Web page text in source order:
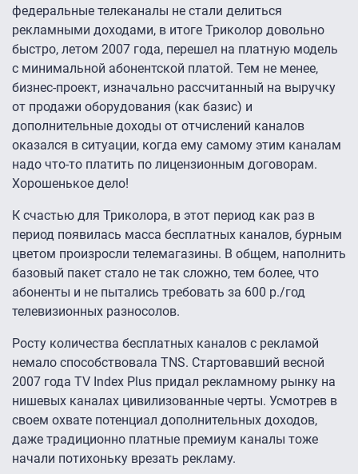
федеральные телеканалы не стали делиться
рекламными доходами, в итоге Триколор довольно
быстро, летом 2007 года, перешел на платную модель
с минимальной абонентской платой. Тем не менее,
бизнес-проект, изначально рассчитанный на выручку
от продажи оборудования (как базис) и
дополнительные доходы от отчислений каналов
оказался в ситуации, когда ему самому этим каналам
надо что-то платить по лицензионным договорам.
Хорошенькое дело!
К счастью для Триколора, в этот период как раз в
период появилась масса бесплатных каналов, бурным
цветом произросли телемагазины. В общем, наполнить
базовый пакет стало не так сложно, тем более, что
абоненты и не пытались требовать за 600 р./год
телевизионных разносолов.
Росту количества бесплатных каналов с рекламой
немало способствовала TNS. Стартовавший весной
2007 года TV Index Plus придал рекламному рынку на
нишевых каналах цивилизованные черты. Усмотрев в
своем охвате потенциал дополнительных доходов,
даже традиционно платные премиум каналы тоже
начали потихоньку врезать рекламу.